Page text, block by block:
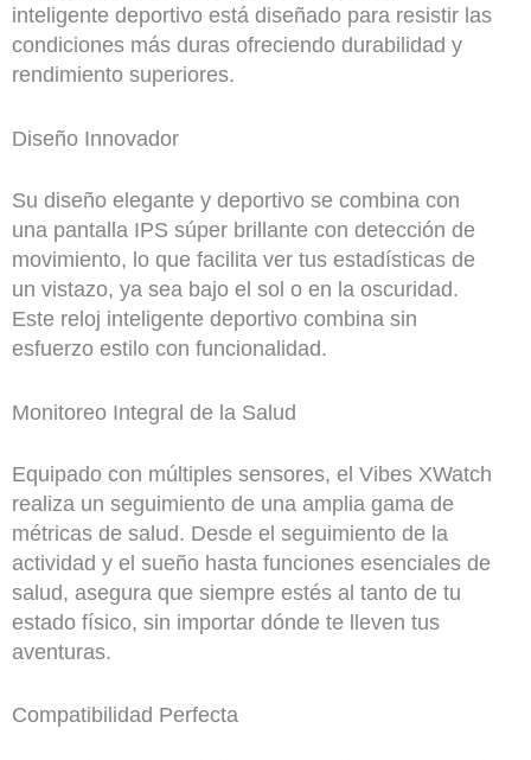
inteligente deportivo está diseñado para resistir las
condiciones más duras ofreciendo durabilidad y
rendimiento superiores.
Diseño Innovador
Su diseño elegante y deportivo se combina con
una pantalla IPS súper brillante con detección de
movimiento, lo que facilita ver tus estadísticas de
un vistazo, ya sea bajo el sol o en la oscuridad.
Este reloj inteligente deportivo combina sin
esfuerzo estilo con funcionalidad.
Monitoreo Integral de la Salud
Equipado con múltiples sensores, el Vibes XWatch
realiza un seguimiento de una amplia gama de
métricas de salud. Desde el seguimiento de la
actividad y el sueño hasta funciones esenciales de
salud, asegura que siempre estés al tanto de tu
estado físico, sin importar dónde te lleven tus
aventuras.
Compatibilidad Perfecta